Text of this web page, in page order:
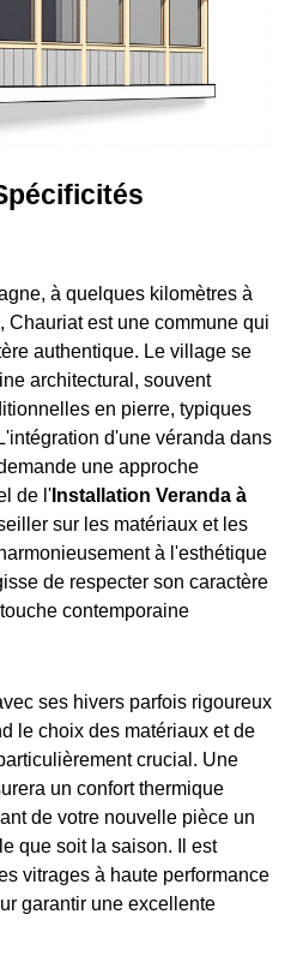
à quelques kilomètres à
Chauriat est une commune qui
authentique. Le village se
architectural, souvent
en pierre, typiques
d'une véranda dans
une approche
de l' Installation Veranda à
sur les matériaux et les
à l'esthétique
de respecter son caractère
contemporaine
ses hivers parfois rigoureux
le choix des matériaux et de
crucial. Une
un confort thermique
de votre nouvelle pièce un
que soit la saison. Il est
vitrages à haute performance
garantir une excellente